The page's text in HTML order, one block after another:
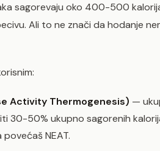
sagorevaju oko 400-500
Ali to ne znači da hodanje
Activity Thermogenesis) —
30-50% ukupno sagorenih
NEAT.